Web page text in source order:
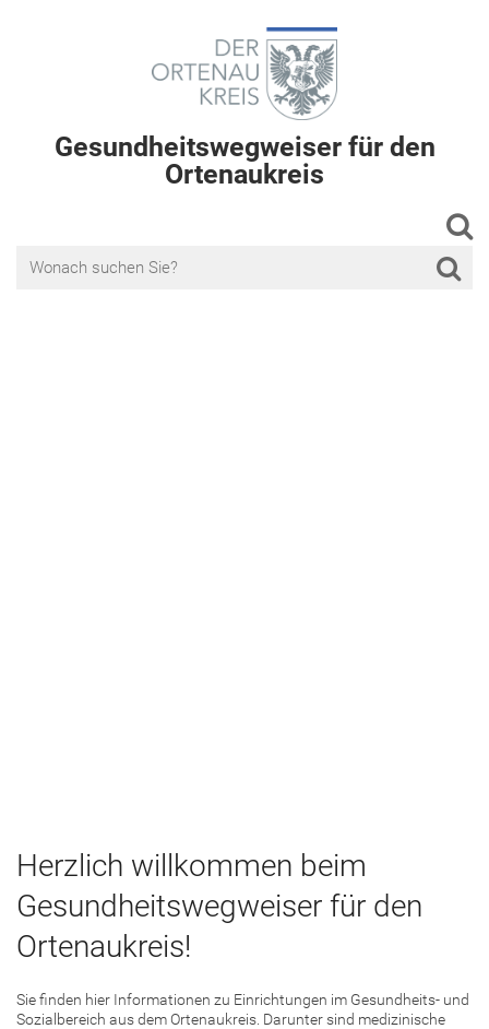
Gesundheitswegweiser für den
Ortenaukreis
Herzlich willkommen beim
Gesundheitswegweiser für den
Ortenaukreis!
Sie finden hier Informationen zu Einrichtungen im Gesundheits- und
Sozialbereich aus dem Ortenaukreis. Darunter sind medizinische